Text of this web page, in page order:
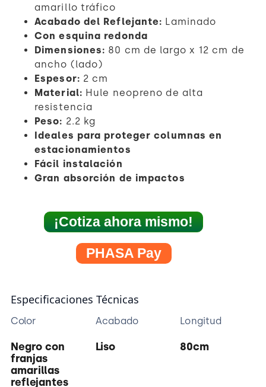
amarillo tráfico
Acabado del Reflejante: Laminado
Con esquina redonda
Dimensiones: 80 cm de largo x 12 cm de
ancho (lado)
Espesor: 2 cm
Material: Hule neopreno de alta
resistencia
Peso: 2.2 kg
Ideales para proteger columnas en
estacionamientos
Fácil instalación
Gran absorción de impactos
¡Cotiza ahora mismo!
PHASA Pay
Especificaciones Técnicas
Color
Negro con
franjas
amarillas
reflejantes
Acabado
Liso
Longitud
80cm